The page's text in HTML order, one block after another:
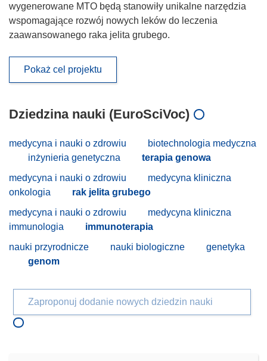
wygenerowane MTO będą stanowiły unikalne narzędzia
wspomagające rozwój nowych leków do leczenia
zaawansowanego raka jelita grubego.
Pokaż cel projektu
Dziedzina nauki (EuroSciVoc)
medycyna i nauki o zdrowiu
biotechnologia medyczna
inżynieria genetyczna
terapia genowa
medycyna i nauki o zdrowiu
medycyna kliniczna
onkologia
rak jelita grubego
medycyna i nauki o zdrowiu
medycyna kliniczna
immunologia
immunoterapia
nauki przyrodnicze
nauki biologiczne
genetyka
genom
Zaproponuj dodanie nowych dziedzin nauki